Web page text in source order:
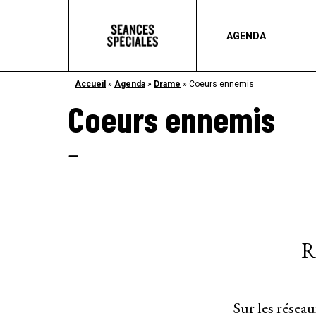
AGENDA
Accueil » Agenda » Drame » Coeurs ennemis
Coeurs ennemis
–
Sur les